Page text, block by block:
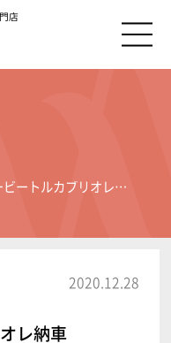
店
VWニュービートルカブリオレ納車
2020.12.28
レ納車